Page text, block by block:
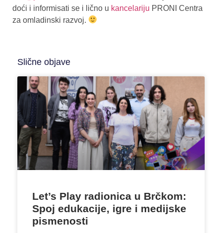
doći i informisati se i lično u kancelariju PRONI Centra
za omladinski razvoj.
Slične objave
Let’s Play radionica u Brčkom:
Spoj edukacije, igre i medijske
pismenosti